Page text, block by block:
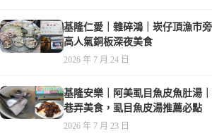
基隆仁愛｜雜碎鴻｜崁仔頂漁市
高人氣銅板深夜美食
2026 年 7 月 24 日
基隆安樂｜阿美虱目魚皮魚肚湯
巷弄美食，虱目魚皮湯推薦必點
2026 年 7 月 23 日